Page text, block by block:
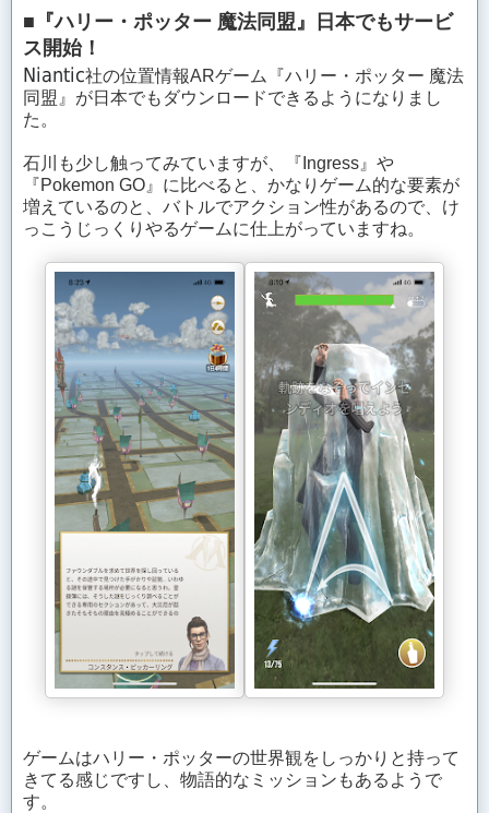
■『ハリー・ポッター 魔法同盟』日本でもサービ
ス開始！
Niantic社の位置情報ARゲーム『ハリー・ポッター 魔法
同盟』が日本でもダウンロードできるようになりまし
た。
石川も少し触ってみていますが、『Ingress』や
『Pokemon GO』に比べると、かなりゲーム的な要素が
増えているのと、バトルでアクション性があるので、け
っこうじっくりやるゲームに仕上がっていますね。
ゲームはハリー・ポッターの世界観をしっかりと持って
きてる感じですし、物語的なミッションもあるようで
す。